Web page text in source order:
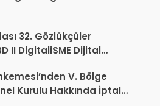
32. Gözlükçüler
II DigitaliSME Dijital
V. Bölge
Kurulu Hakkında İptal